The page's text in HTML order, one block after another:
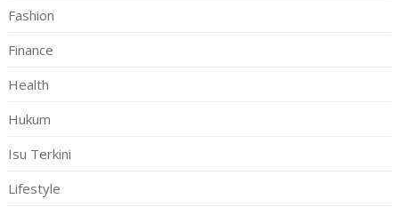
Fashion
Finance
Health
Hukum
Isu Terkini
Lifestyle